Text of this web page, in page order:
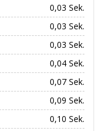
0,03 Sek.
0,03 Sek.
0,03 Sek.
0,04 Sek.
0,07 Sek.
0,09 Sek.
0,10 Sek.